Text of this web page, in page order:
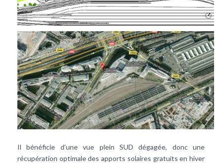
Il bénéficie d’une vue plein SUD dégagée, donc une
récupération optimale des apports solaires gratuits en hiver